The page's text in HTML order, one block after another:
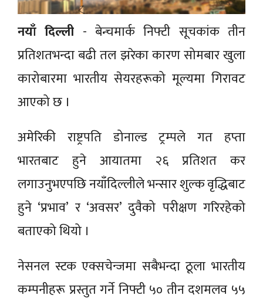
नयाँ दिल्ली - बेन्चमार्क निफ्टी सूचकांक तीन
प्रतिशतभन्दा बढी तल झरेका कारण सोमबार खुला
कारोबारमा भारतीय सेयरहरूको मूल्यमा गिरावट
आएको छ ।
अमेरिकी राष्ट्रपति डोनाल्ड ट्रम्पले गत हप्ता
भारतबाट हुने आयातमा २६ प्रतिशत कर
लगाउनुभएपछि नयाँदिल्लीले भन्सार शुल्क वृद्धिबाट
हुने ‘प्रभाव’ र ‘अवसर’ दुवैको परीक्षण गरिरहेको
बताएको थियो ।
नेसनल स्टक एक्सचेन्जमा सबैभन्दा ठूला भारतीय
कम्पनीहरू प्रस्तुत गर्ने निफ्टी ५० तीन दशमलव ५५